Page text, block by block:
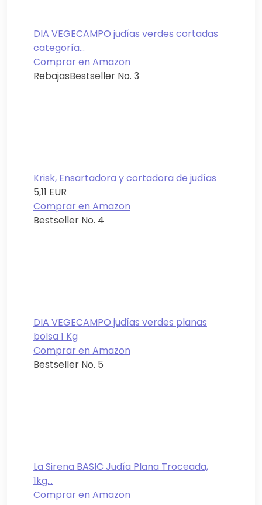
DIA VEGECAMPO judías verdes cortadas
categoría...
Comprar en Amazon
RebajasBestseller No. 3
Krisk, Ensartadora y cortadora de judías
5,11 EUR
Comprar en Amazon
Bestseller No. 4
DIA VEGECAMPO judías verdes planas
bolsa 1 Kg
Comprar en Amazon
Bestseller No. 5
La Sirena BASIC Judía Plana Troceada,
1kg...
Comprar en Amazon